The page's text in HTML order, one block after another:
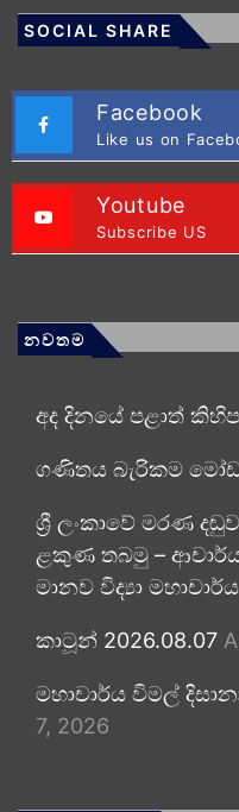
SOCIAL SHARE
Facebook
Like us on
Youtube
Subscribe US
නවතම
අද දිනයේ පළාත්
ගණිතය බැරිකම
ශ්‍රී ලංකාවේ මරණ
ළකුණ තබමු –
මානව විද්‍යා මහාචාර්ය
කාටූන් 2026.08.07
මහාචාර්ය විමල්
7, 2026